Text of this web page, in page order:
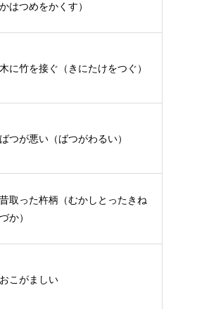
かはつめをかくす）
木に竹を接ぐ（きにたけをつぐ）
ばつが悪い（ばつがわるい）
昔取った杵柄（むかしとったきね
づか）
おこがましい